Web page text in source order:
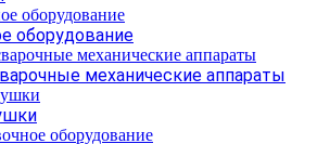
оборудование
механические аппараты